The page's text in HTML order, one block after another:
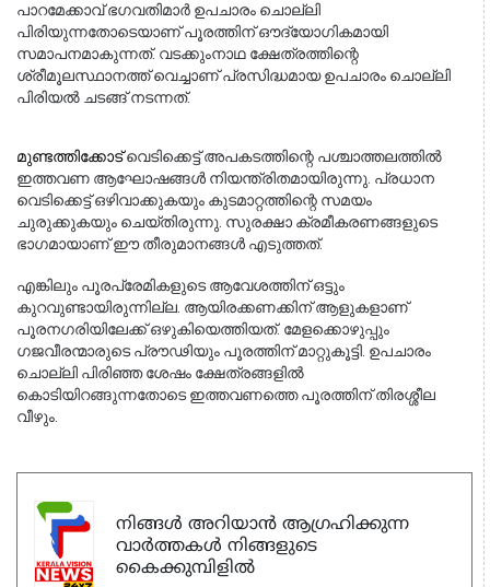
പാറമേക്കാവ് ഭഗവതിമാർ ഉപചാരം ചൊല്ലി
പിരിയുന്നതോടെയാണ് പൂരത്തിന് ഔദ്യോഗികമായി
സമാപനമാകുന്നത്. വടക്കുംനാഥ ക്ഷേത്രത്തിന്റെ
ശ്രീമൂലസ്ഥാനത്ത് വെച്ചാണ് പ്രസിദ്ധമായ ഉപചാരം ചൊല്ലി
പിരിയൽ ചടങ്ങ് നടന്നത്.
മുണ്ടത്തിക്കോട് വെടിക്കെട്ട് അപകടത്തിന്റെ പശ്ചാത്തലത്തിൽ
ഇത്തവണ ആഘോഷങ്ങൾ നിയന്ത്രിതമായിരുന്നു. പ്രധാന
വെടിക്കെട്ട് ഒഴിവാക്കുകയും കുടമാറ്റത്തിന്റെ സമയം
ചുരുക്കുകയും ചെയ്തിരുന്നു. സുരക്ഷാ ക്രമീകരണങ്ങളുടെ
ഭാഗമായാണ് ഈ തീരുമാനങ്ങൾ എടുത്തത്.
എങ്കിലും പൂരപ്രേമികളുടെ ആവേശത്തിന് ഒട്ടും
കുറവുണ്ടായിരുന്നില്ല. ആയിരക്കണക്കിന് ആളുകളാണ്
പൂരനഗരിയിലേക്ക് ഒഴുകിയെത്തിയത്. മേളക്കൊഴുപ്പും
ഗജവീരന്മാരുടെ പ്രൗഢിയും പൂരത്തിന് മാറ്റുകൂട്ടി. ഉപചാരം
ചൊല്ലി പിരിഞ്ഞ ശേഷം ക്ഷേത്രങ്ങളിൽ
കൊടിയിറങ്ങുന്നതോടെ ഇത്തവണത്തെ പൂരത്തിന് തിരശ്ശീല
വീഴും.
നിങ്ങൾ അറിയാൻ ആഗ്രഹിക്കുന്ന
വാർത്തകൾ നിങ്ങളുടെ
കൈക്കുമ്പിളിൽ